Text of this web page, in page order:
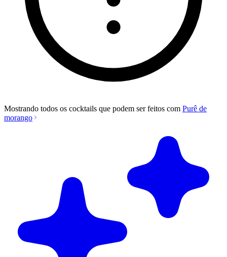
Mostrando todos os cocktails que podem ser feitos com Purê de
morango